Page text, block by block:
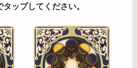
ップしてください。